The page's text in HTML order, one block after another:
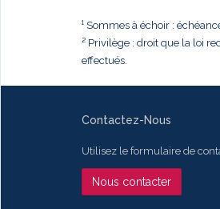
¹ Sommes à échoir :
² Privilège : droit que la loi
effectués.
Contactez-Nous
Utilisez le formulaire de
Nous contacter